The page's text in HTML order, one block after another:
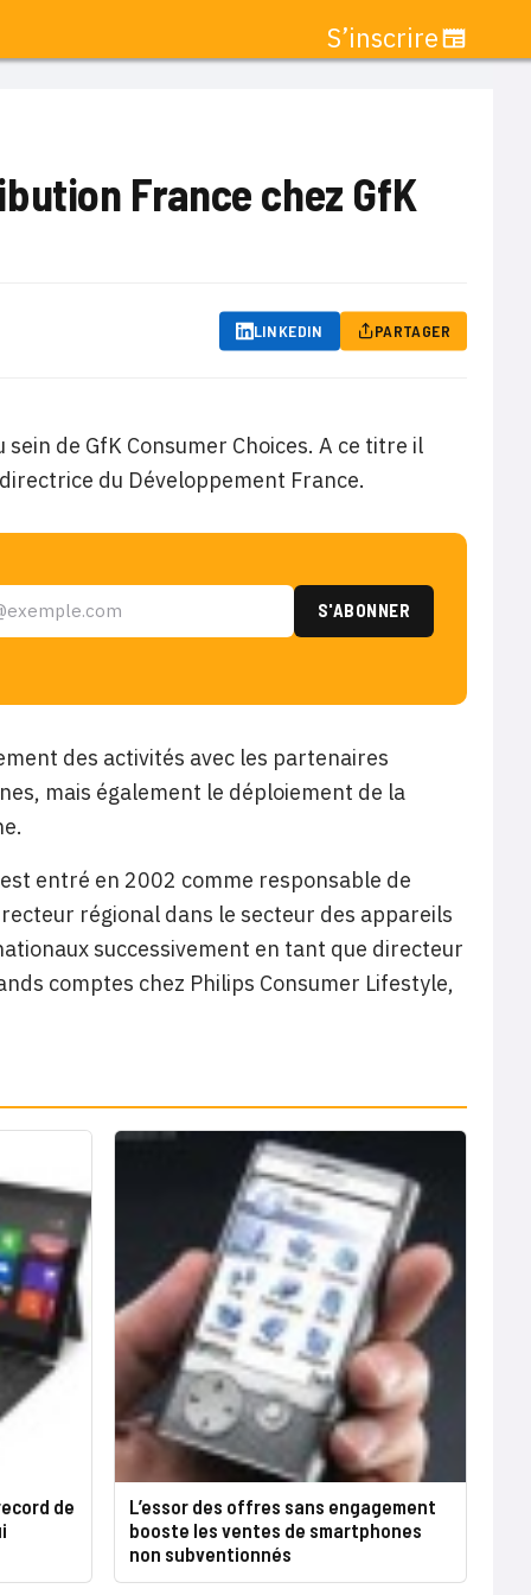
S’inscrire
France chez GfK
LINKEDIN PARTAGER
de GfK Consumer Choices. A ce titre il
du Développement France.
des activités avec les partenaires
mais également le déploiement de la
entré en 2002 comme responsable de
régional dans le secteur des appareils
successivement en tant que directeur
comptes chez Philips Consumer Lifestyle,
de
L’essor des offres sans engagement
booste les ventes de smartphones
non subventionnés